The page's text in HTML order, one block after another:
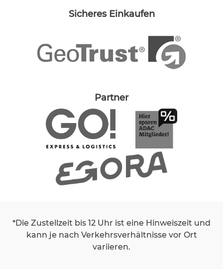
Sicheres Einkaufen
Partner
*Die Zustellzeit bis 12 Uhr ist eine Hinweiszeit und
kann je nach Verkehrsverhältnisse vor Ort
variieren.